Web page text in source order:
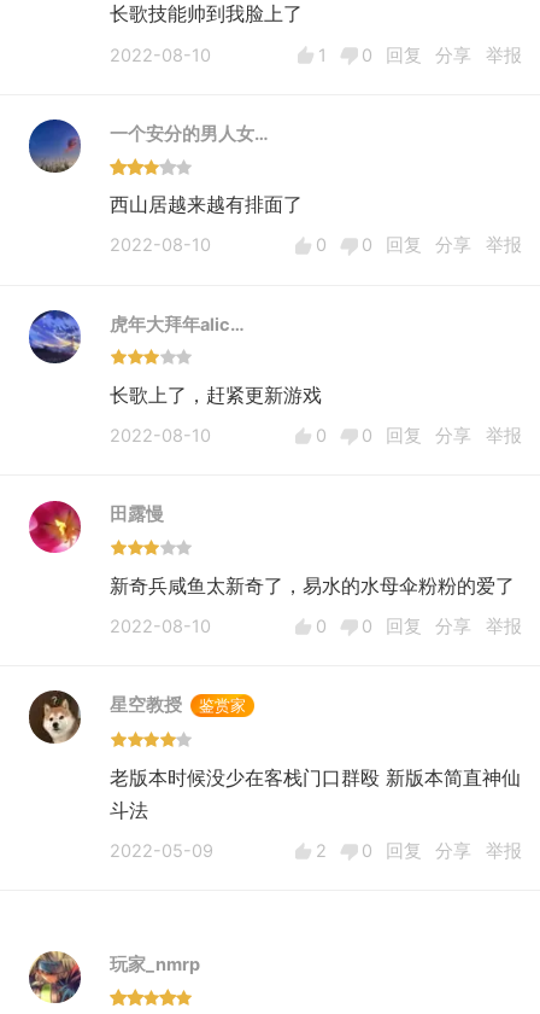
长歌技能帅到我脸上了
2022-08-10 1 0 回复 分享 举报
一个安分的男人女…
西山居越来越有排面了
2022-08-10 0 0 回复 分享 举报
虎年大拜年alic…
长歌上了，赶紧更新游戏
2022-08-10 0 0 回复 分享 举报
田露慢
新奇兵咸鱼太新奇了，易水的水母伞粉粉的爱了
2022-08-10 0 0 回复 分享 举报
星空教授 鉴赏家
老版本时候没少在客栈门口群殴 新版本简直神仙
斗法
2022-05-09 2 0 回复 分享 举报
玩家_nmrp